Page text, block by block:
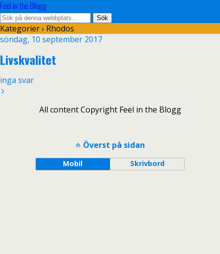
Feel in the Blogg
Kategorier › Rhodos
söndag, 10 september 2017
Livskvalitet
inga svar
All content Copyright Feel in the Blogg
Överst på sidan
Mobil Skrivbord